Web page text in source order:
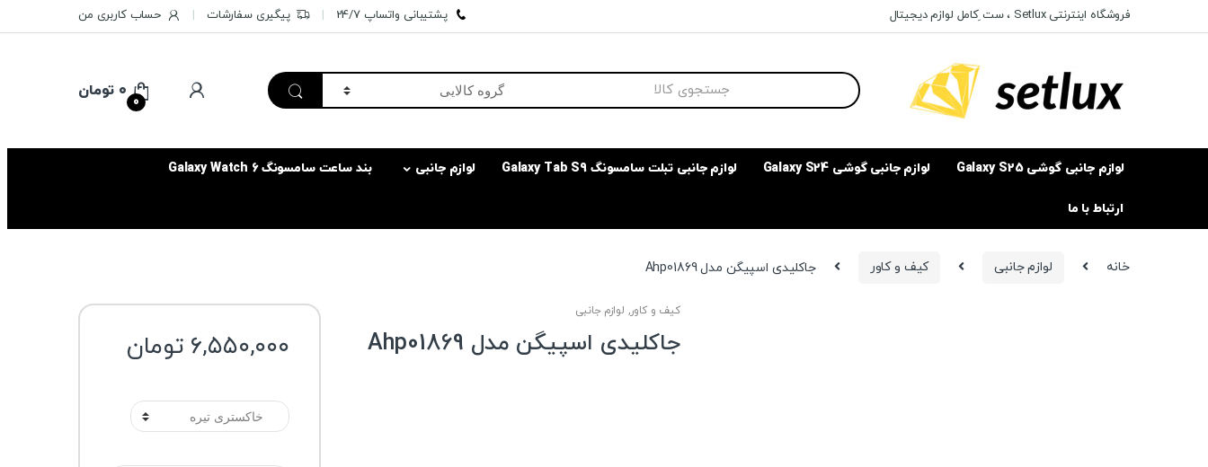
to
to
فروشگاه اینترنتی Setlux ، ست ِکامل لوازم دیجیتال پشتیبانی واتساپ 24/7 پیگیری سفارشات حساب کاربری من
Search
for:
0
۰ تومان
لوازم جانبی گوشی Galaxy S25 لوازم جانبی گوشی Galaxy S24 لوازم جانبی تبلت سامسونگ Galaxy Tab S9 لوازم جانبی بند ساعت سامسونگ Galaxy Watch 6
ارتباط با ما
خانه لوازم جانبی کیف و کاور جاکلیدی اسپیگن مدل Ahp01869
کیف و کاور, لوازم جانبی
جاکلیدی اسپیگن مدل Ahp01869 ۶,۵۵۰,۰۰۰ تومان